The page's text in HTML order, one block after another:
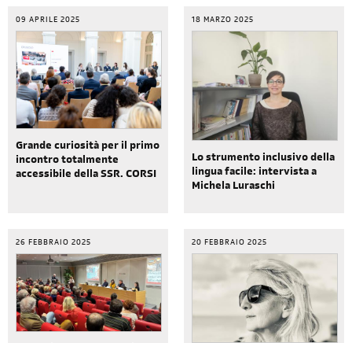
09 APRILE 2025
Grande curiosità per il primo
incontro totalmente
accessibile della SSR. CORSI
18 MARZO 2025
Lo strumento inclusivo della
lingua facile: intervista a
Michela Luraschi
26 FEBBRAIO 2025 20 FEBBRAIO 2025